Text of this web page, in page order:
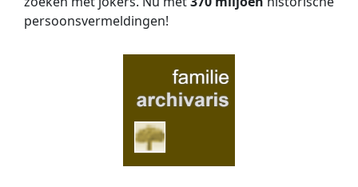
persoons­vermeldingen!